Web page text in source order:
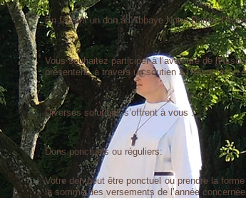
En faisant un don à l'Abbaye Notre-Dame
Vous souhaitez participer à l’aventure de
présentent, à travers un soutien à l'Association
Diverses solutions s’offrent à vous :
Dons ponctuels ou réguliers:
Votre don peut être ponctuel ou prendre la
la somme des versements de l’année